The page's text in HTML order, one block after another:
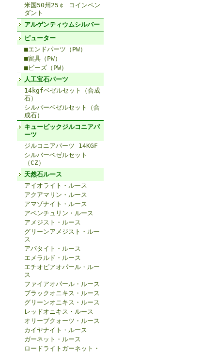
米国50州25￠ コインペン
ダント
アルゲンティウムシルバー
ピューター
■エンドパーツ（PW）
■留具（PW）
■ビーズ（PW）
人工宝石パーツ
14kgfベゼルセット（合成
石）
シルバーベゼルセット（合
成石）
キュービックジルコニアパ
ーツ
ジルコニアパーツ 14KGF
シルバーベゼルセット
（CZ）
天然石ルース
アイオライト・ルース
アクアマリン・ルース
アマゾナイト・ルース
アベンチュリン・ルース
アメジスト・ルース
グリーンアメジスト・ルー
ス
アパタイト・ルース
エメラルド・ルース
エチオピアオパール・ルー
ス
ファイアオパール・ルース
ブラックオニキス・ルース
グリーンオニキス・ルース
レッドオニキス・ルース
オリーブクォーツ・ルース
カイヤナイト・ルース
ガーネット・ルース
ロードライトガーネット・